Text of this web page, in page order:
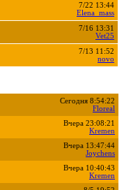
7/22 13:44
Elena_mass
7/16 13:31
Vet25
7/13 11:52
novo
Сегодня 8:54:22
Floreal
Вчера 23:08:21
Kremen
Вчера 13:47:44
Joychens
Вчера 10:40:43
Kremen